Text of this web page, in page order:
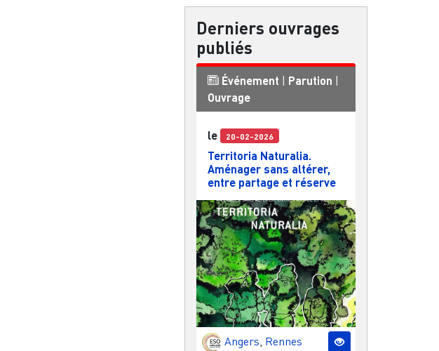
Derniers ouvrages
publiés
Événement | Parution |
Ouvrage
le 20-02-2026
Territoria Naturalia.
Aménager sans altérer,
entre partage et réserve
Angers, Rennes